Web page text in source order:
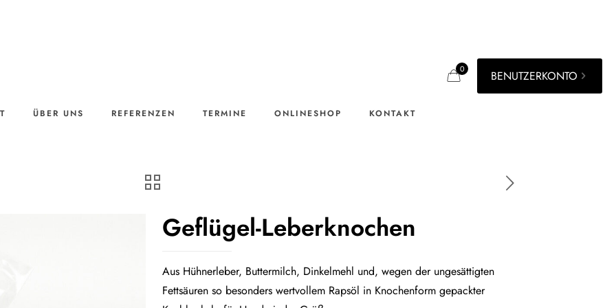
ÜBER UNS REFERENZEN TERMINE ONLINESHOP KONTAKT
0 BENUTZERKONTO
Geflügel-Leberknochen
Aus Hühnerleber, Buttermilch, Dinkelmehl und, wegen der ungesättigten
Fettsäuren so besonders wertvollem Rapsöl in Knochenform gepackter